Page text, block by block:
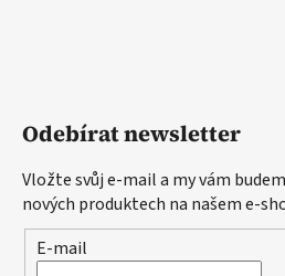
Odebírat newsletter
Vložte svůj e-mail a my vám
nových produktech na našem e-
E-mail